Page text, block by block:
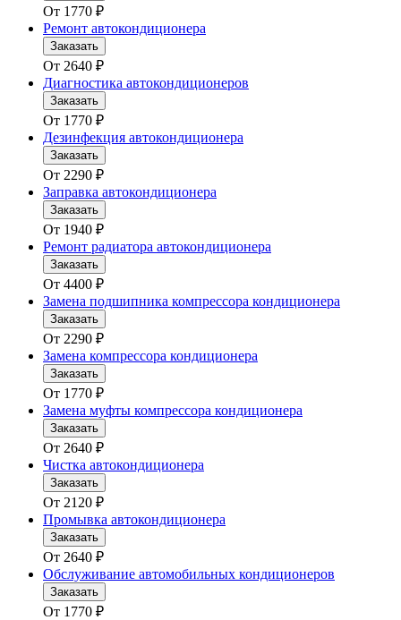
От 1770 ₽
Ремонт автокондиционера
Заказать
От 2640 ₽
Диагностика автокондиционеров
Заказать
От 1770 ₽
Дезинфекция автокондиционера
Заказать
От 2290 ₽
Заправка автокондиционера
Заказать
От 1940 ₽
Ремонт радиатора автокондиционера
Заказать
От 4400 ₽
Замена подшипника компрессора кондиционера
Заказать
От 2290 ₽
Замена компрессора кондиционера
Заказать
От 1770 ₽
Замена муфты компрессора кондиционера
Заказать
От 2640 ₽
Чистка автокондиционера
Заказать
От 2120 ₽
Промывка автокондиционера
Заказать
От 2640 ₽
Обслуживание автомобильных кондиционеров
Заказать
От 1770 ₽